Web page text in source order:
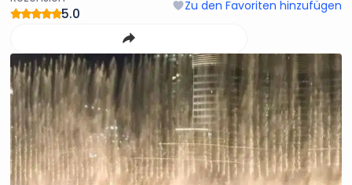
5.0 Zu den Favoriten hinzufügen